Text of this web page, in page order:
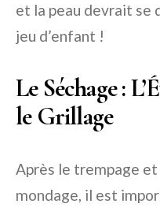
et la peau devrait se
jeu d’enfant !
Le Séchage :
le Grillage
Après le trempage
mondage, il est